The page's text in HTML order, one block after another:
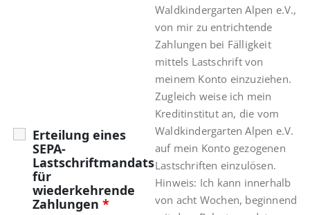
Erteilung eines
SEPA-
Lastschriftmandats
für
wiederkehrende
Zahlungen *
Waldkindergarten Alpen e.V.,
von mir zu entrichtende
Zahlungen bei Fälligkeit
mittels Lastschrift von
meinem Konto einzuziehen.
Zugleich weise ich mein
Kreditinstitut an, die vom
Waldkindergarten Alpen e.V.
auf mein Konto gezogenen
Lastschriften einzulösen.
Hinweis: Ich kann innerhalb
von acht Wochen, beginnend